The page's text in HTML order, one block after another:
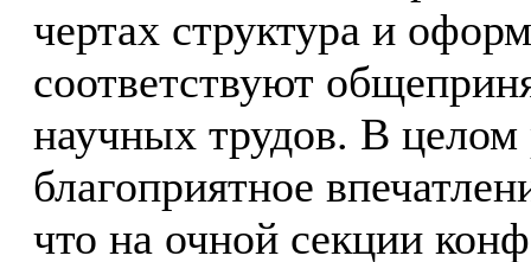
чертах структура и
соответствуют
научных трудов. В целом
благоприятное
что на очной секции